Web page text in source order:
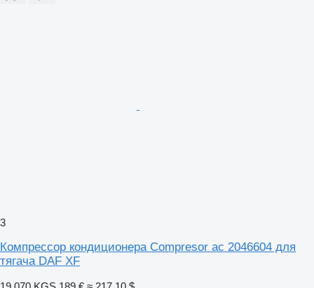
3
Компрессор кондиционера Compresor ac 2046604 для
тягача DAF XF